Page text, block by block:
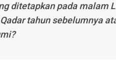
ditetapkan pada malam
tahun sebelumnya